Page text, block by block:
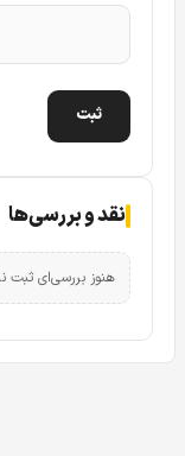
امکان را می‌دهد
با وضوح
کنار رابط کاربری
امنیتی را برای
نقد و بررسی‌ها
هنوز بررسی‌ای